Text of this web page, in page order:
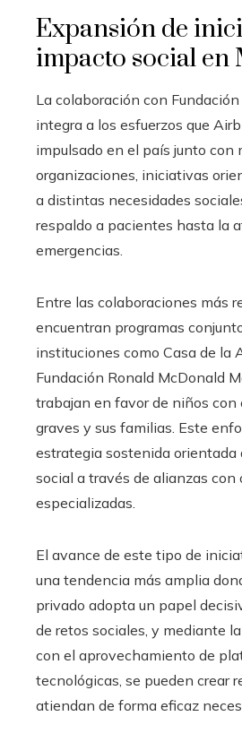
Expansión de
impacto social en
La colaboración con
integra a los esfuerzos que
impulsado en el país junto con
organizaciones, iniciativas
a distintas necesidades
respaldo a pacientes hasta la
emergencias.
Entre las colaboraciones más
encuentran programas
instituciones como Casa de la
Fundación Ronald McDonald
trabajan en favor de niños con
graves y sus familias. Este
estrategia sostenida orientada
social a través de alianzas con
especializadas.
El avance de este tipo de
una tendencia más amplia
privado adopta un papel
de retos sociales, y mediante
con el aprovechamiento de
tecnológicas, se pueden crear
atiendan de forma eficaz